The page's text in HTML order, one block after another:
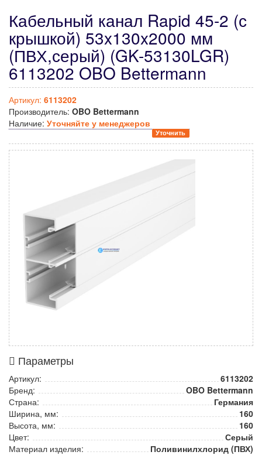
Кабельный канал Rapid 45-2 (с
крышкой) 53x130x2000 мм
(ПВХ,серый) (GK-53130LGR)
6113202 OBO Bettermann
Артикул: 6113202
Производитель: OBO Bettermann
Наличие: Уточняйте у менеджеров
Уточнить
Параметры
Артикул:
6113202
Бренд:
OBO Bettermann
Страна:
Германия
Ширина, мм:
160
Высота, мм:
160
Цвет:
Серый
Материал изделия:
Поливинилхлорид (ПВХ)